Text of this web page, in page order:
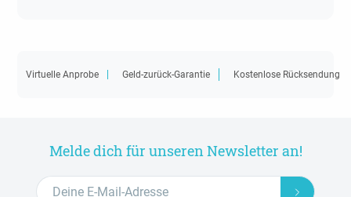
Virtuelle Anprobe Geld-zurück-Garantie Kostenlose Rücksendung
Melde dich für unseren Newsletter an!